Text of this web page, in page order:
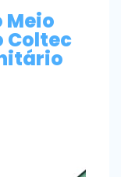
Meio
Coltec